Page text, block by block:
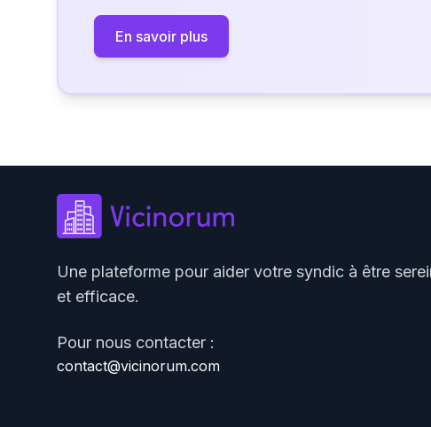
En savoir plus
Une plateforme pour aider votre syndic à être
et efficace.
Pour nous contacter :
contact@vicinorum.com